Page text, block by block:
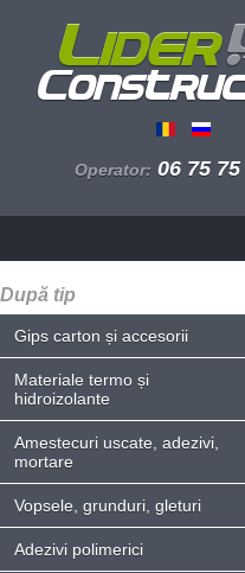
Operator: 06 75 75
După tip
Gips carton și accesorii
Materiale termo și
hidroizolante
Amestecuri uscate, adezivi,
mortare
Vopsele, grunduri, gleturi
Adezivi polimerici